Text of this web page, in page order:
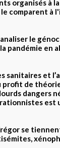
organisés à
comparent à
le
pandémie en
sanitaires et
de
dangers
est
se